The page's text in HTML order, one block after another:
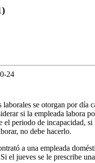
24
laborales se otorgan por día
si la empleada labora
el periodo de incapacidad, si
no debe hacerlo.
a una empleada
el jueves se le prescribe